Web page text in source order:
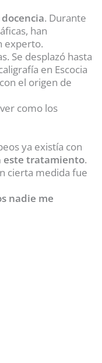
. Durante
han
experto.
Se desplazó hasta
en Escocia
el origen de
como los
ya existía con
este tratamiento.
cierta medida fue
nadie me